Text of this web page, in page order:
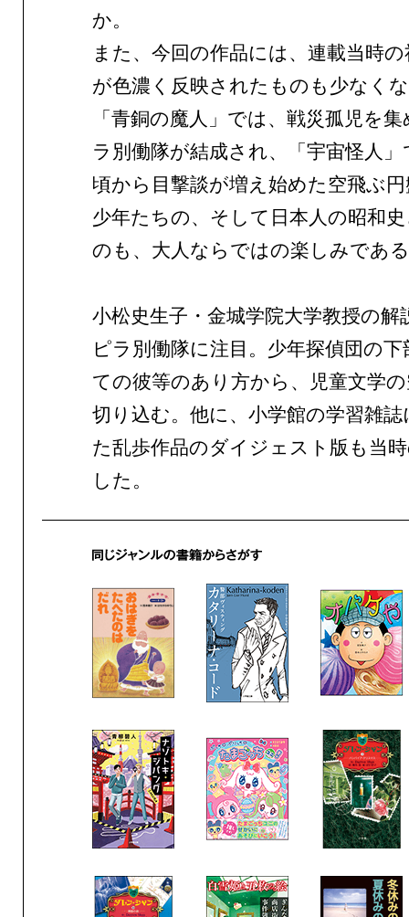
か。
また、今回の作品には、連載当時
が色濃く反映されたものも少なく
「青銅の魔人」では、戦災孤児を
ラ別働隊が結成され、「宇宙怪人
頃から目撃談が増え始めた空飛ぶ
少年たちの、そして日本人の昭和
のも、大人ならではの楽しみであ
小松史生子・金城学院大学教授の解
ピラ別働隊に注目。少年探偵団の
ての彼等のあり方から、児童文学
切り込む。他に、小学館の学習雑
た乱歩作品のダイジェスト版も当
した。